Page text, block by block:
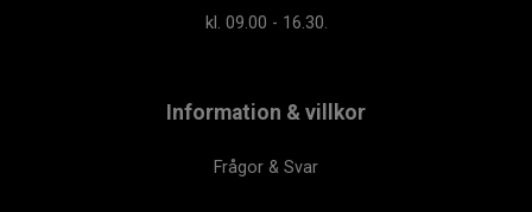
kl. 09.00 - 16.30.
Information & villkor
Frågor & Svar